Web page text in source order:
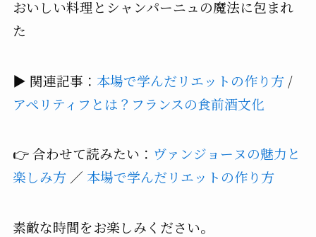
おいしい料理とシャンパーニュの魔法に包まれ
た
▶ 関連記事： 本場で学んだリエットの作り方/
アペリティフとは？フランスの食前酒文化
👉 合わせて読みたい： ヴァンジョーヌの魅力と
楽しみ方／ 本場で学んだリエットの作り方
素敵な時間をお楽しみください。